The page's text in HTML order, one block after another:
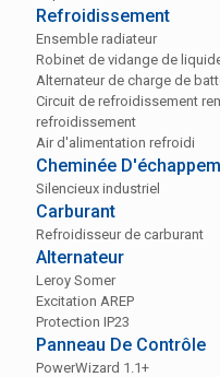
Refroidissement
Ensemble radiateur
Robinet de vidange de
Alternateur de charge de
Circuit de refroidissement
refroidissement
Air d'alimentation refroidi
Cheminée
Silencieux industriel
Carburant
Refroidisseur de carburant
Alternateur
Leroy Somer
Excitation AREP
Protection IP23
Panneau De Contrôle
PowerWizard 1.1+